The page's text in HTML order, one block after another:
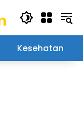
Kesehatan